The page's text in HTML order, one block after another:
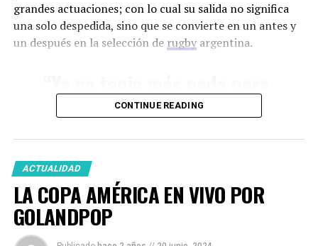
“De los 9 Juegos Olímpicos
que estuve este no me
los atletas”
Se está cerrando un ciclo de varios deportistas,
grandes actuaciones; con lo cual su salida no significa
una solo despedida, sino que se convierte en un antes y
un después en la selección de rugbyargentina.
darle al equipo, porque no
tenia más energía. Fueron
muchos años, mucho
tiempo, mucha energía
puesta en este equipo”
Entrevista exclusiva conGOLANDPOP
CONTINUE READING
ACTUALIDAD
LA COPA AMÉRICA EN VIVO POR
GOLANDPOP